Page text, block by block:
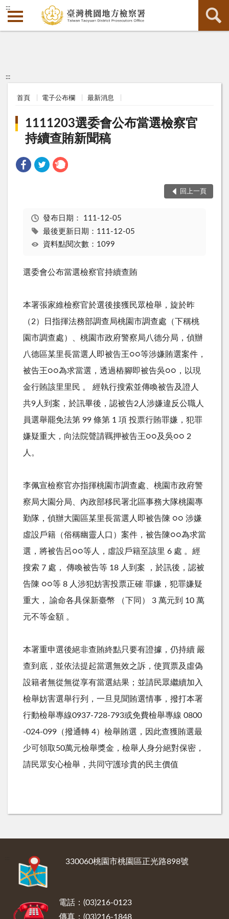
:::
:::
首頁 電子公布欄 最新消息
1111203選委會公布當選檢察官
持續查賄新聞稿
回上一頁
發布日期： 111-12-05
最後更新日期：111-12-05
資料點閱次數：1099
選委會公布當選檢察官持續查賄
本署張家維檢察官於選後接獲民眾檢舉，旋於昨
（2）日指揮法務部調查局桃園市調查處（下稱桃
園市調查處）、桃園市政府警察局八德分局，偵辦
八德區某里長當選人即被告王○○等涉嫌賄選案件，
被告王○○為求當選，透過樁腳即被告吳○○，以現
金行賄該里里民 。 經執行搜索並傳喚被告及證人
共9人到案，於訊畢後，認被告2人涉嫌違反公職人
員選舉罷免法第 99 條第 1 項 投票行賄罪嫌，犯罪
嫌疑重大，向法院聲請羈押被告王○○及吳○○ 2
人。
李佩宣檢察官亦指揮桃園市調查處、桃園市政府警
察局大園分局、內政部移民署北區事務大隊桃園專
勤隊，偵辦大園區某里長當選人即被告陳 ○○ 涉嫌
虛設戶籍（俗稱幽靈人口）案件，被告陳○○為求當
選，將被告呂○○等人，虛設戶籍至該里 6 處 。經
搜索 7 處， 傳喚被告等 18 人到案 ，於訊後，認被
告陳 ○○等 8 人涉犯妨害投票正確 罪嫌，犯罪嫌疑
重大， 諭命各具保新臺幣 （下同） 3 萬元到 10 萬
元不等金額 。
本署重申選後絕非查賄終點只要有證據，仍持續 嚴
查到底，並依法提起當選無效之訴，使買票及虛偽
設籍者無從無從享有當選結果；並請民眾繼續加入
檢舉妨害選舉行列，一旦見聞賄選情事，撥打本署
行動檢舉專線0937-728-793或免費檢舉專線 0800
-024-099（撥通轉 4）檢舉賄選，因此查獲賄選最
少可領取50萬元檢舉獎金，檢舉人身分絕對保密，
請民眾安心檢舉，共同守護珍貴的民主價值
330060桃園市桃園區正光路898號
電話：(03)216-0123
傳真：(03)216-1848